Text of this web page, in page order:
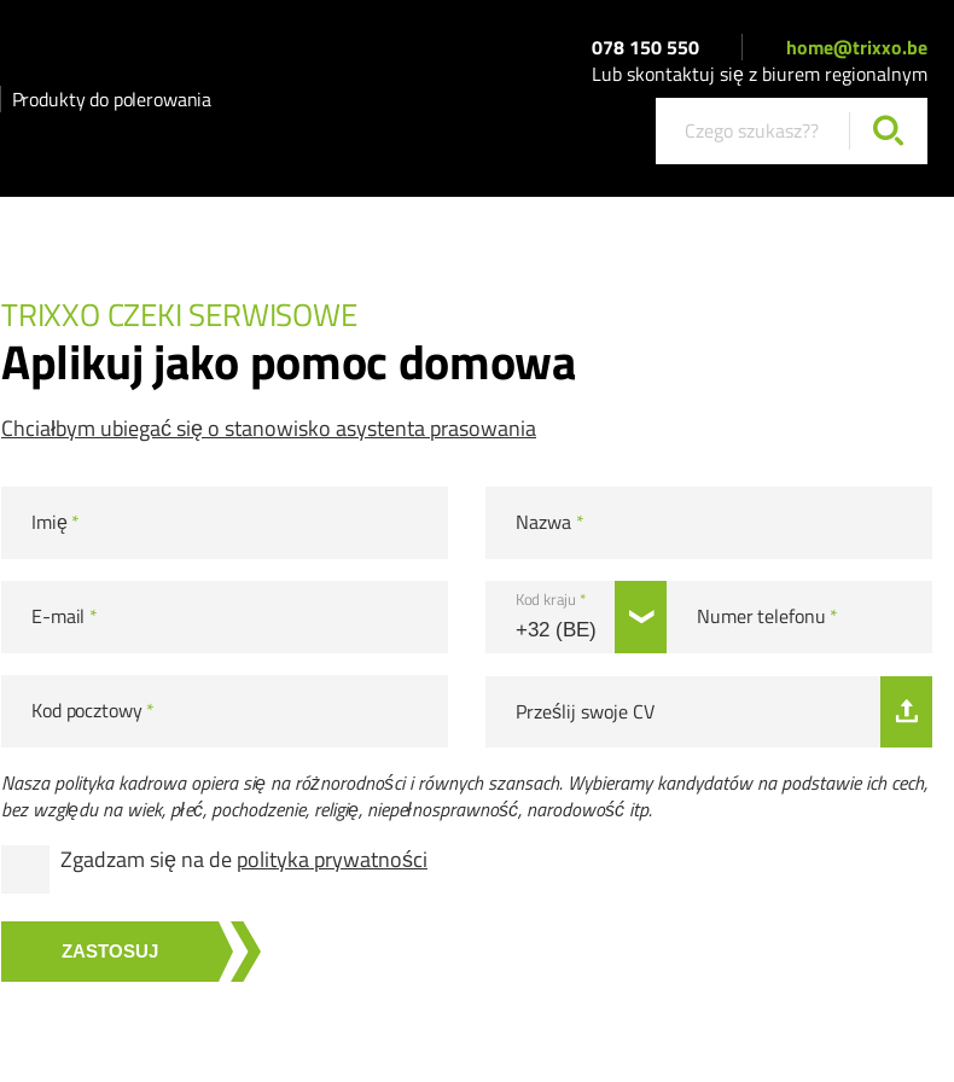
Produkty do polerowania
078 150 550
home@trixxo.be
Lub skontaktuj się z biurem regionalnym
TRIXXO CZEKI SERWISOWE
Aplikuj jako pomoc domowa
Chciałbym ubiegać się o stanowisko asystenta prasowania
Imię* Nazwa *
E-mail *
Kod kraju *
Numer telefonu *
Kod pocztowy* Prześlij swoje CV
Nasza polityka kadrowa opiera się na różnorodności i równych szansach. Wybieramy kandydatów na podstawie ich cech,
bez względu na wiek, płeć, pochodzenie, religię, niepełnosprawność, narodowość itp.
Zgadzam się na depolityka prywatności
ZASTOSUJ